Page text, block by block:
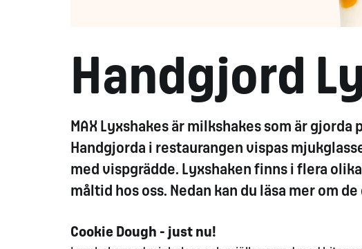
Handgjord
MAX Lyxshakes är milkshakes som är
Handgjorda i restaurangen vispas
med vispgrädde. Lyxshaken finns i flera
måltid hos oss. Nedan kan du läsa mer om
Cookie Dough - just nu!